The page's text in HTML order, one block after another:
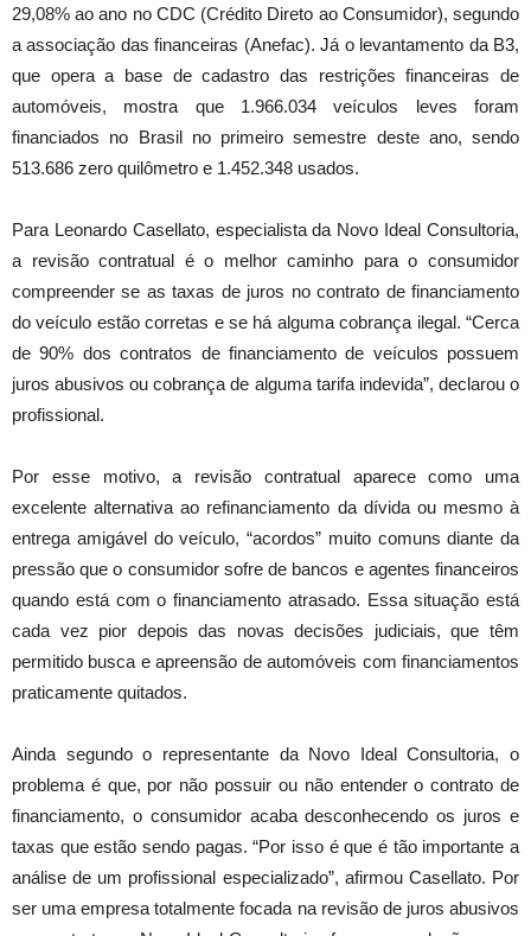
29,08% ao ano no CDC (Crédito Direto ao Consumidor), segundo
a associação das financeiras (Anefac). Já o levantamento da B3,
que opera a base de cadastro das restrições financeiras de
automóveis, mostra que 1.966.034 veículos leves foram
financiados no Brasil no primeiro semestre deste ano, sendo
513.686 zero quilômetro e 1.452.348 usados.
Para Leonardo Casellato, especialista da Novo Ideal Consultoria,
a revisão contratual é o melhor caminho para o consumidor
compreender se as taxas de juros no contrato de financiamento
do veículo estão corretas e se há alguma cobrança ilegal. “Cerca
de 90% dos contratos de financiamento de veículos possuem
juros abusivos ou cobrança de alguma tarifa indevida”, declarou o
profissional.
Por esse motivo, a revisão contratual aparece como uma
excelente alternativa ao refinanciamento da dívida ou mesmo à
entrega amigável do veículo, “acordos” muito comuns diante da
pressão que o consumidor sofre de bancos e agentes financeiros
quando está com o financiamento atrasado. Essa situação está
cada vez pior depois das novas decisões judiciais, que têm
permitido busca e apreensão de automóveis com financiamentos
praticamente quitados.
Ainda segundo o representante da Novo Ideal Consultoria, o
problema é que, por não possuir ou não entender o contrato de
financiamento, o consumidor acaba desconhecendo os juros e
taxas que estão sendo pagas. “Por isso é que é tão importante a
análise de um profissional especializado”, afirmou Casellato. Por
ser uma empresa totalmente focada na revisão de juros abusivos